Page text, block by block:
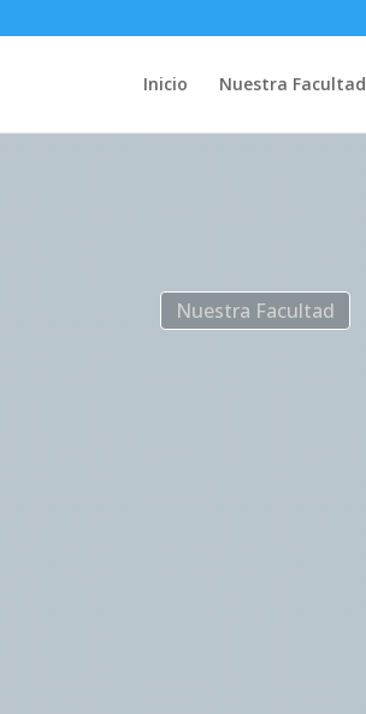
Inicio Nuestra Facultad
Nuestra Facultad